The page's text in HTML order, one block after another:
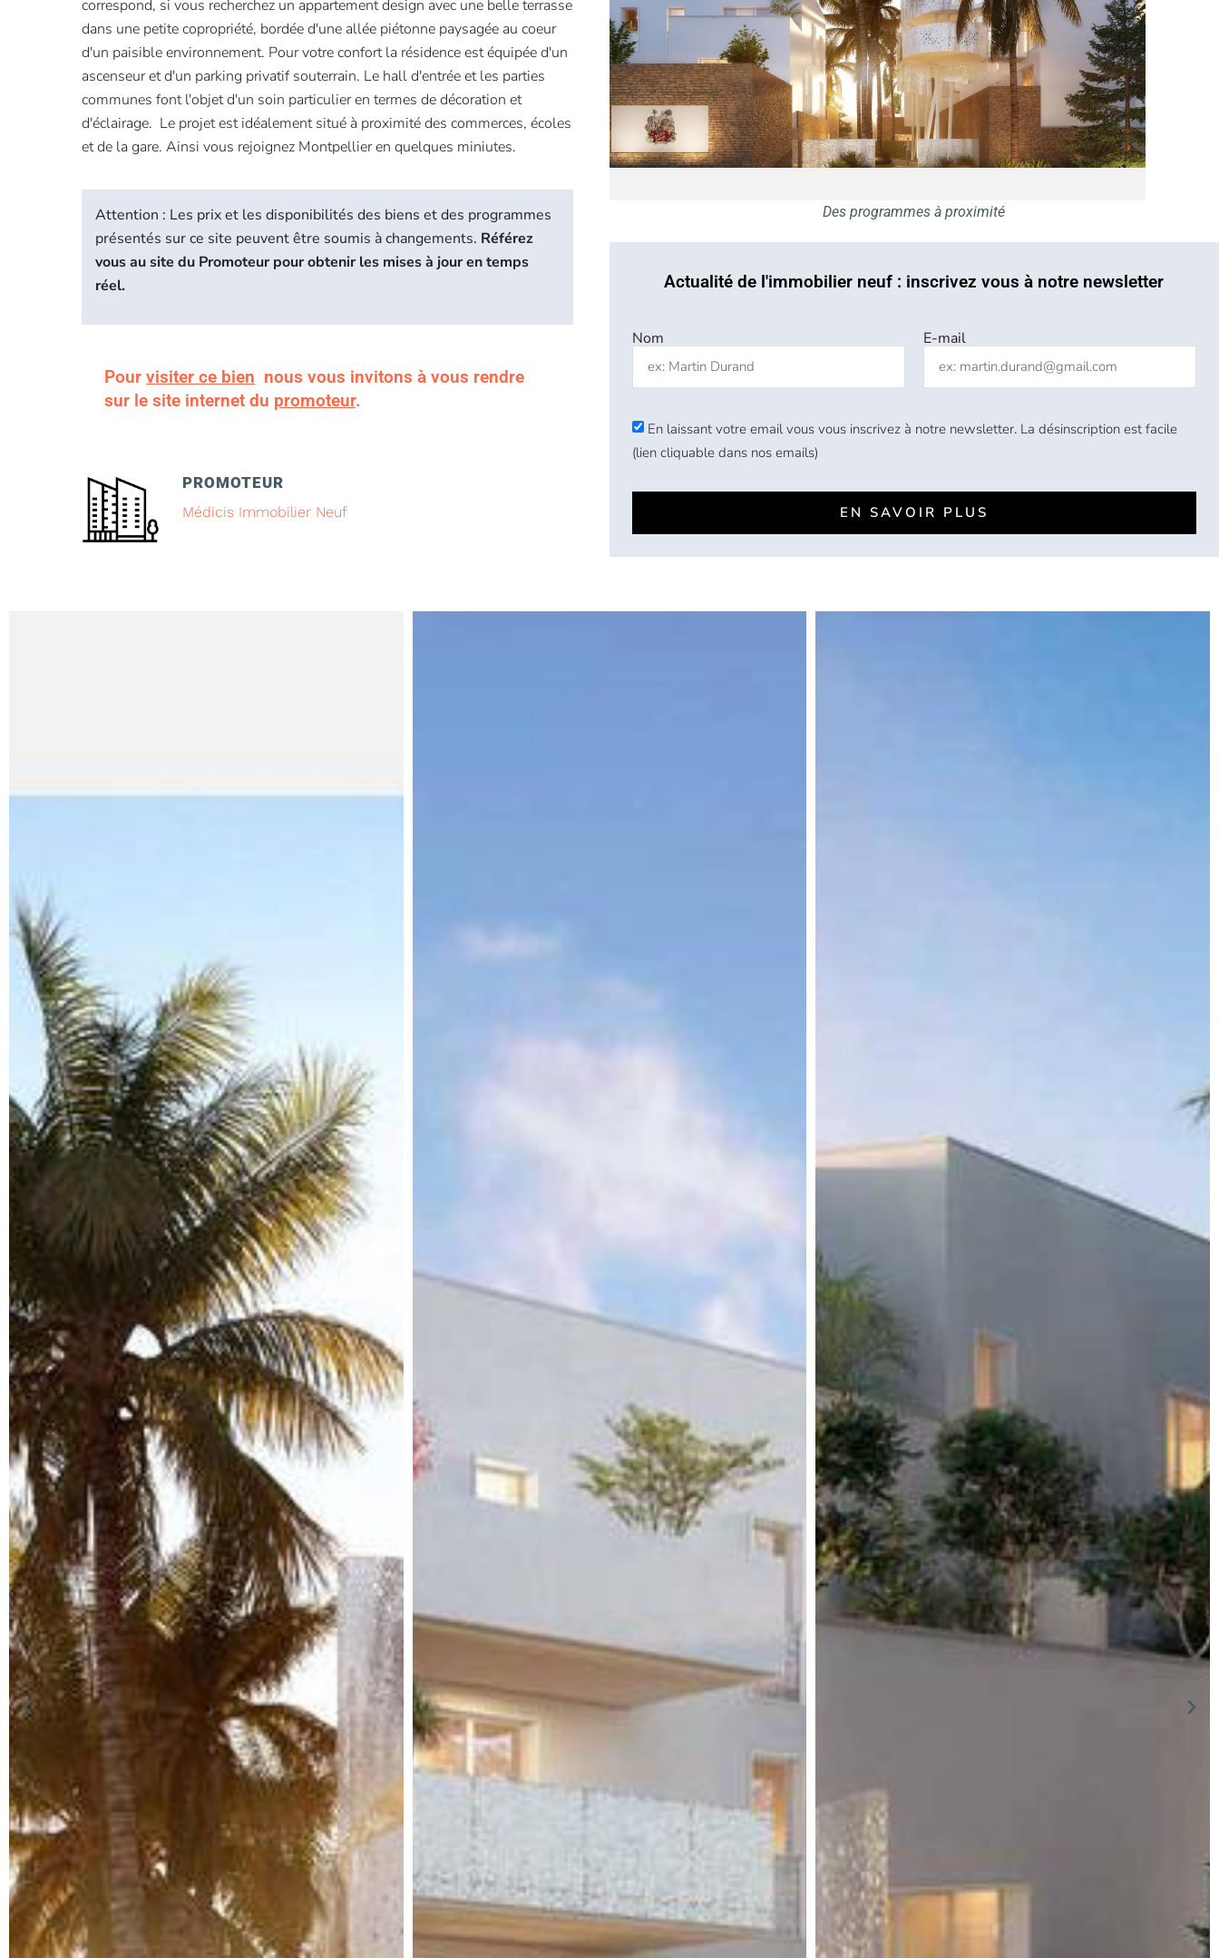
correspond, si vous recherchez un appartement design avec une belle terrasse
dans une petite copropriété, bordée d'une allée piétonne paysagée au coeur
d'un paisible environnement. Pour votre confort la résidence est équipée d'un
ascenseur et d'un parking privatif souterrain. Le hall d'entrée et les parties
communes font l'objet d'un soin particulier en termes de décoration et
d'éclairage. Le projet est idéalement situé à proximité des commerces, écoles
et de la gare. Ainsi vous rejoignez Montpellier en quelques miniutes.
Attention : Les prix et les disponibilités des biens et des programmes
présentés sur ce site peuvent être soumis à changements. Référez
vous au site du Promoteur pour obtenir les mises à jour en temps
réel.
Pour visiter ce bien nous vous invitons à vous rendre
sur le site internet du promoteur.
PROMOTEUR
Médicis Immobilier Neuf
Des programmes à proximité
Actualité de l'immobilier neuf : inscrivez vous à notre newsletter
Nom E-mail
En laissant votre email vous vous inscrivez à notre newsletter. La désinscription est facile
(lien cliquable dans nos emails)
EN SAVOIR PLUS